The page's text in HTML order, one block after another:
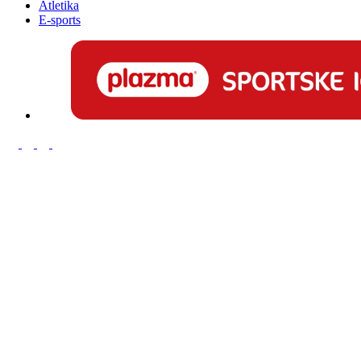
Atletika
E-sports